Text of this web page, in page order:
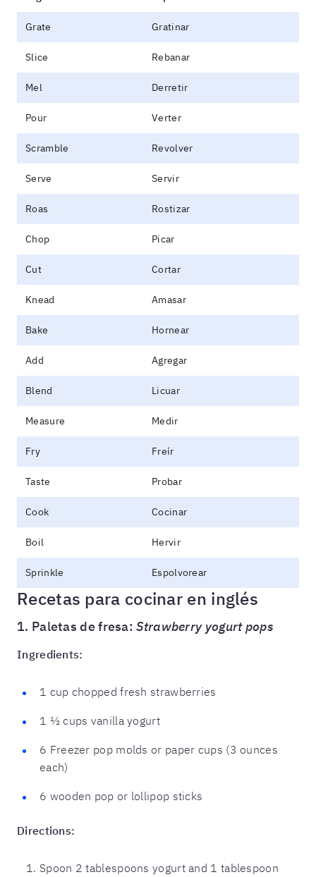
Grate Gratinar
Slice Rebanar
Mel Derretir
Pour Verter
Scramble Revolver
Serve Servir
Roas Rostizar
Chop Picar
Cut Cortar
Knead Amasar
Bake Hornear
Add Agregar
Blend Licuar
Measure Medir
Fry Freír
Taste Probar
Cook Cocinar
Boil Hervir
Sprinkle Espolvorear
Recetas para cocinar en inglés
1. Paletas de fresa:Strawberry yogurt pops
Ingredients:
1 cup chopped fresh strawberries
1 ½ cups vanilla yogurt
6 Freezer pop molds or paper cups (3 ounces
each)
6 wooden pop or lollipop sticks
Directions:
Spoon 2 tablespoons yogurt and 1 tablespoon